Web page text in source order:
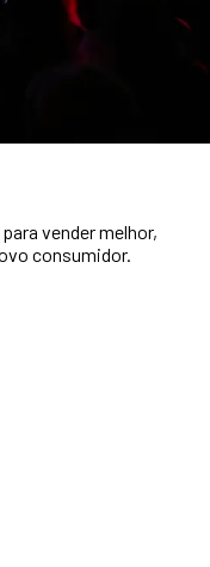
vender melhor,
consumidor.